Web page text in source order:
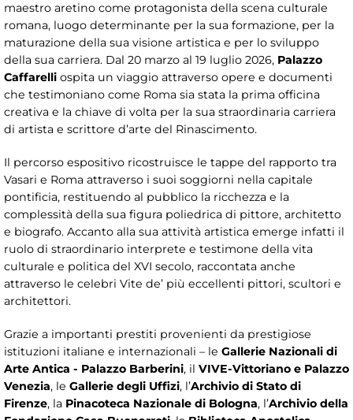
maestro aretino come protagonista della scena culturale
romana, luogo determinante per la sua formazione, per la
maturazione della sua visione artistica e per lo sviluppo
della sua carriera. Dal 20 marzo al 19 luglio 2026, Palazzo
Caffarelli ospita un viaggio attraverso opere e documenti
che testimoniano come Roma sia stata la prima officina
creativa e la chiave di volta per la sua straordinaria carriera
di artista e scrittore d’arte del Rinascimento.
Il percorso espositivo ricostruisce le tappe del rapporto tra
Vasari e Roma attraverso i suoi soggiorni nella capitale
pontificia, restituendo al pubblico la ricchezza e la
complessità della sua figura poliedrica di pittore, architetto
e biografo. Accanto alla sua attività artistica emerge infatti il
ruolo di straordinario interprete e testimone della vita
culturale e politica del XVI secolo, raccontata anche
attraverso le celebri Vite de’ più eccellenti pittori, scultori e
architettori.
Grazie a importanti prestiti provenienti da prestigiose
istituzioni italiane e internazionali – le Gallerie Nazionali di
Arte Antica - Palazzo Barberini, il VIVE-Vittoriano e Palazzo
Venezia, le Gallerie degli Uffizi, l’Archivio di Stato di
Firenze, la Pinacoteca Nazionale di Bologna, l’Archivio della